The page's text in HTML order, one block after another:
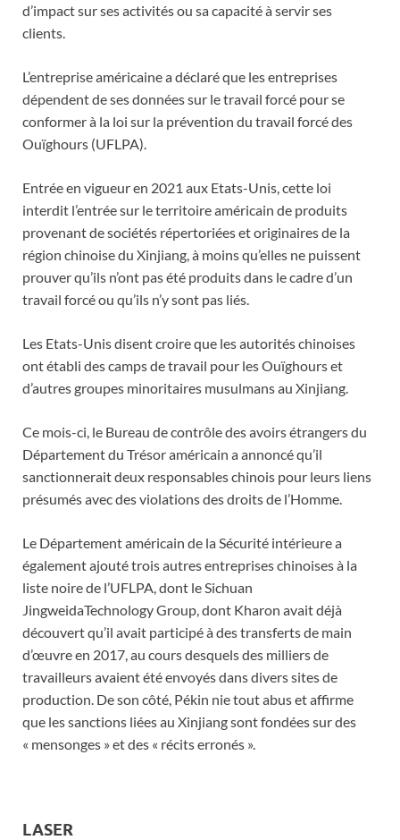
d’impact sur ses activités ou sa capacité à servir ses
clients.
L’entreprise américaine a déclaré que les entreprises
dépendent de ses données sur le travail forcé pour se
conformer à la loi sur la prévention du travail forcé des
Ouïghours (UFLPA).
Entrée en vigueur en 2021 aux Etats-Unis, cette loi
interdit l’entrée sur le territoire américain de produits
provenant de sociétés répertoriées et originaires de la
région chinoise du Xinjiang, à moins qu’elles ne puissent
prouver qu’ils n’ont pas été produits dans le cadre d’un
travail forcé ou qu’ils n’y sont pas liés.
Les Etats-Unis disent croire que les autorités chinoises
ont établi des camps de travail pour les Ouïghours et
d’autres groupes minoritaires musulmans au Xinjiang.
Ce mois-ci, le Bureau de contrôle des avoirs étrangers du
Département du Trésor américain a annoncé qu’il
sanctionnerait deux responsables chinois pour leurs liens
présumés avec des violations des droits de l’Homme.
Le Département américain de la Sécurité intérieure a
également ajouté trois autres entreprises chinoises à la
liste noire de l’UFLPA, dont le Sichuan
JingweidaTechnology Group, dont Kharon avait déjà
découvert qu’il avait participé à des transferts de main
d’œuvre en 2017, au cours desquels des milliers de
travailleurs avaient été envoyés dans divers sites de
production. De son côté, Pékin nie tout abus et affirme
que les sanctions liées au Xinjiang sont fondées sur des
« mensonges » et des « récits erronés ».
LASER